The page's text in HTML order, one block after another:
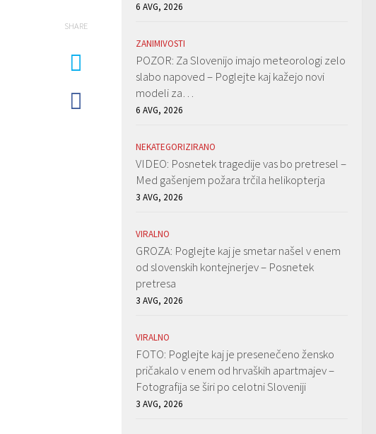
SHARE
6 AVG, 2026
ZANIMIVOSTI
POZOR: Za Slovenijo imajo meteorologi zelo
slabo napoved – Poglejte kaj kažejo novi
modeli za…
6 AVG, 2026
NEKATEGORIZIRANO
VIDEO: Posnetek tragedije vas bo pretresel –
Med gašenjem požara trčila helikopterja
3 AVG, 2026
VIRALNO
GROZA: Poglejte kaj je smetar našel v enem
od slovenskih kontejnerjev – Posnetek
pretresa
3 AVG, 2026
VIRALNO
FOTO: Poglejte kaj je presenečeno žensko
pričakalo v enem od hrvaških apartmajev –
Fotografija se širi po celotni Sloveniji
3 AVG, 2026